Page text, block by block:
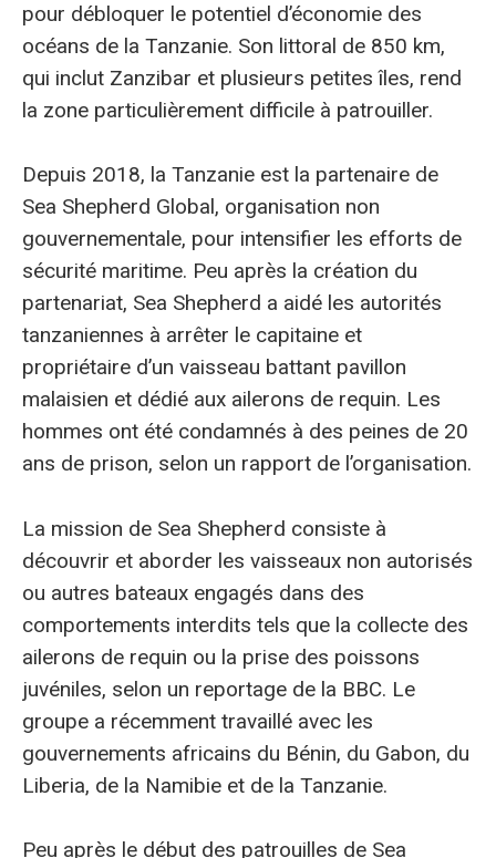
pour débloquer le potentiel d’économie des
océans de la Tanzanie. Son littoral de 850 km,
qui inclut Zanzibar et plusieurs petites îles, rend
la zone particulièrement difficile à patrouiller.
Depuis 2018, la Tanzanie est la partenaire de
Sea Shepherd Global, organisation non
gouvernementale, pour intensifier les efforts de
sécurité maritime. Peu après la création du
partenariat, Sea Shepherd a aidé les autorités
tanzaniennes à arrêter le capitaine et
propriétaire d’un vaisseau battant pavillon
malaisien et dédié aux ailerons de requin. Les
hommes ont été condamnés à des peines de 20
ans de prison, selon un rapport de l’organisation.
La mission de Sea Shepherd consiste à
découvrir et aborder les vaisseaux non autorisés
ou autres bateaux engagés dans des
comportements interdits tels que la collecte des
ailerons de requin ou la prise des poissons
juvéniles, selon un reportage de la BBC. Le
groupe a récemment travaillé avec les
gouvernements africains du Bénin, du Gabon, du
Liberia, de la Namibie et de la Tanzanie.
Peu après le début des patrouilles de Sea